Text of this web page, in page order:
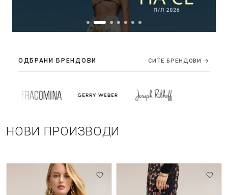
ОДБРАНИ БРЕНДОВИ СИТЕ БРЕНДОВИ →
НОВИ ПРОИЗВОДИ